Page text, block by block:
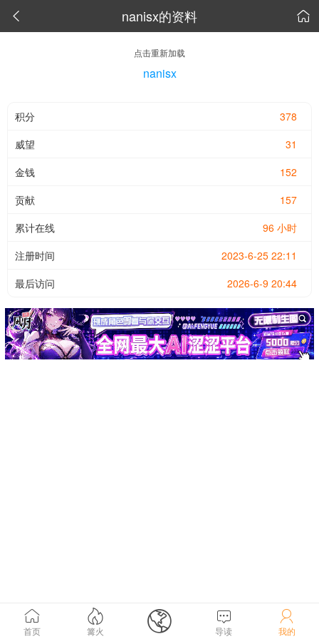
 nanisx的资料 
点击重新加载
nanisx
378
积分
31
威望
152
金钱
157
贡献
96 小时
累计在线
2023-6-25 22:11
注册时间
2026-6-9 20:44
最后访问

首页

篝火  
导读

我的